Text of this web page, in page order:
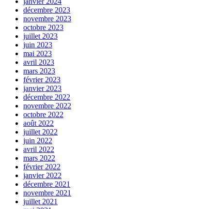
décembre 2023
novembre 2023
octobre 2023
juillet 2023
juin 2023
mai 2023
avril 2023
mars 2023
février 2023
janvier 2023
décembre 2022
novembre 2022
octobre 2022
août 2022
juillet 2022
juin 2022
avril 2022
mars 2022
février 2022
janvier 2022
décembre 2021
novembre 2021
juillet 2021